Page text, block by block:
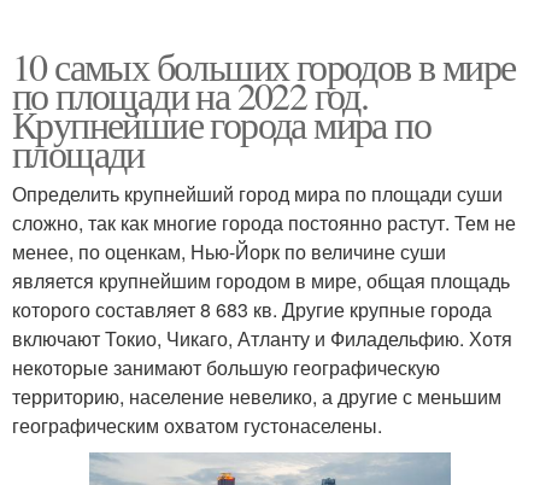
10 самых больших городов в мире
по площади на 2022 год.
Крупнейшие города мира по
площади
Определить крупнейший город мира по площади суши
сложно, так как многие города постоянно растут. Тем не
менее, по оценкам, Нью-Йорк по величине суши
является крупнейшим городом в мире, общая площадь
которого составляет 8 683 кв. Другие крупные города
включают Токио, Чикаго, Атланту и Филадельфию. Хотя
некоторые занимают большую географическую
территорию, население невелико, а другие с меньшим
географическим охватом густонаселены.